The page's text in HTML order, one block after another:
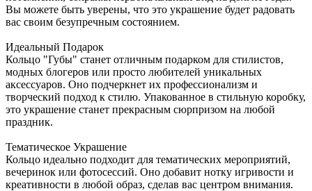
Вы можете быть уверены, что это украшение будет радовать
вас своим безупречным состоянием.
Идеальный Подарок
Кольцо "Губы" станет отличным подарком для стилистов,
модных блогеров или просто любителей уникальных
аксессуаров. Оно подчеркнет их профессионализм и
творческий подход к стилю. Упакованное в стильную коробку,
это украшение станет прекрасным сюрпризом на любой
праздник.
Тематическое Украшение
Кольцо идеально подходит для тематических мероприятий,
вечеринок или фотосессий. Оно добавит нотку игривости и
креативности в любой образ, сделав вас центром внимания.